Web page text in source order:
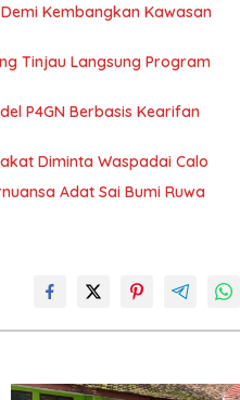
Kembangkan Kawasan
Tinjau Langsung Program
P4GN Berbasis Kearifan
Diminta Waspadai Calo
Adat Sai Bumi Ruwa